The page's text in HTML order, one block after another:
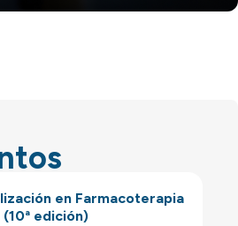
en Farmacoterapia
edición)